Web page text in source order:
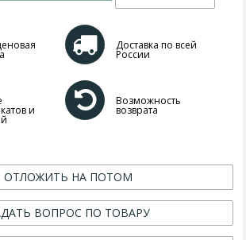
Доставка по всей
России
и
Возможность
возврата
ОТЛОЖИТЬ НА ПОТОМ
ВОПРОС ПО ТОВАРУ